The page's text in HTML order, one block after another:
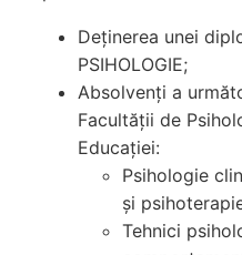
Deținerea unei
PSIHOLOGIE;
Absolvenți a
Facultății de
Educației:
Psihologie
și
Tehnici